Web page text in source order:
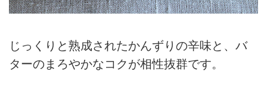
じっくりと熟成されたかんずりの辛味と、バ
ターのまろやかなコクが相性抜群です。